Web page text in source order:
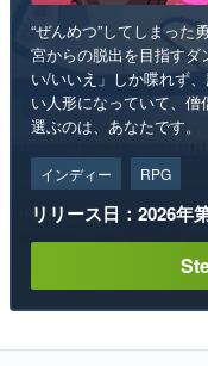
“ぜんめつ”してしまった
宮からの脱出を目指す
い/いいえ」しか喋れず
い人形になっていて、
選ぶのは、あなたです。
インディー RPG
リリース日：2026年